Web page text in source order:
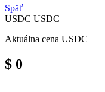
Späť
USDC USDC
Aktuálna cena USDC
$ 0